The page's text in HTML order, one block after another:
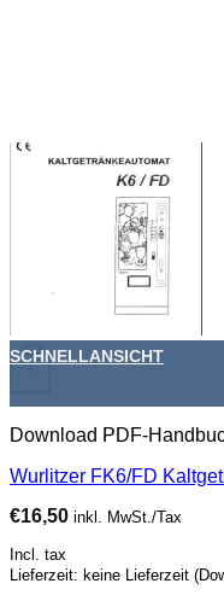
+
SCHNELLANSICHT
Download PDF-
Wurlitzer FK6/FD
€16,50 inkl. MwSt./Tax
Incl. tax
Lieferzeit: keine Lieferzeit